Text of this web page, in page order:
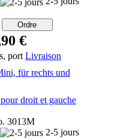
€
port Livraison
droit et gauche
3013M
2-5 jours